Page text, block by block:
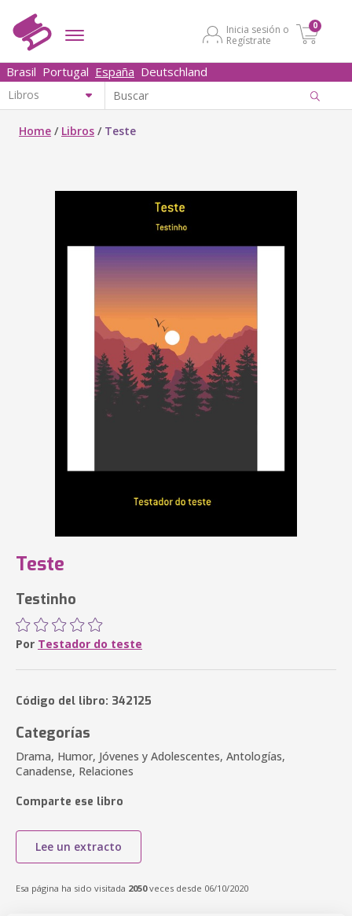
Inicia sesión o
Regístrate
0
Brasil Portugal España Deutschland
Home / Libros / Teste
Teste
Testinho
Por Testador do teste
Código del libro: 342125
Categorías
Drama, Humor, Jóvenes y Adolescentes, Antologías,
Canadense, Relaciones
Comparte ese libro
Lee un extracto
Esa página ha sido visitada 2050veces desde 06/10/2020